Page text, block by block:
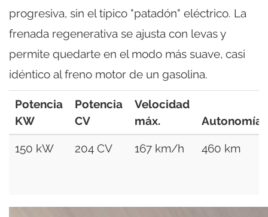
progresiva, sin el típico "patadón" eléctrico. La
frenada regenerativa se ajusta con levas y
permite quedarte en el modo más suave, casi
idéntico al freno motor de un gasolina.
Potencia
KW
Potencia
CV
Velocidad
máx.
Autonomía
150 kW 204 CV 167 km/h 460 km